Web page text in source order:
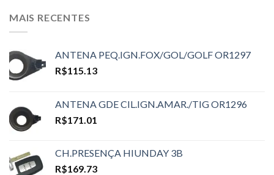
MAIS RECENTES
ANTENA PEQ.IGN.FOX/GOL/GOLF OR1297
R$115.13
ANTENA GDE CIL.IGN.AMAR./TIG OR1296
R$171.01
CH.PRESENÇA HIUNDAY 3B
R$169.73